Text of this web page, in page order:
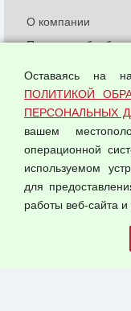
© 2026 ООО
О компании
Политика
Согласием на
Оферта оптовой
Публичная оферта
Оставаясь на
ПОЛИТИКОЙ
ПЕРСОНАЛЬНЫХ
вашем
операционной
используемом
для
работы веб-сайта и